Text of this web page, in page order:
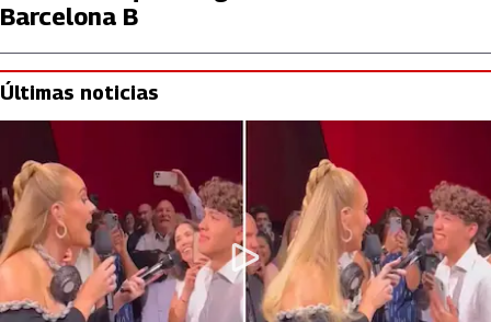
Barcelona B
Últimas noticias